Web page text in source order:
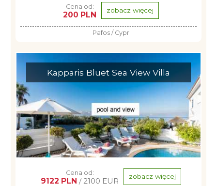
Cena od:
200 PLN zobacz więcej
Pafos / Cypr
Kapparis Bluet Sea View Villa
Cena od:
9122 PLN / 2100 EUR zobacz więcej